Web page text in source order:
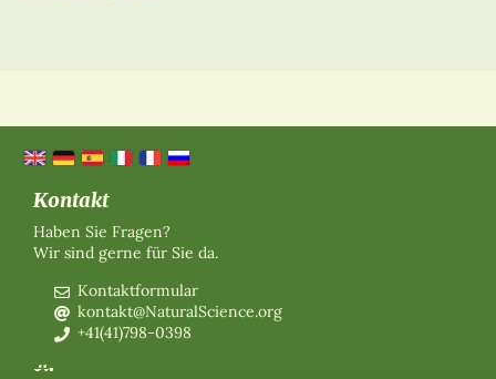
Kontakt
Haben Sie Fragen?
Wir sind gerne für Sie da.
Kontaktformular
kontakt@NaturalScience.org
+41(41)798-0398